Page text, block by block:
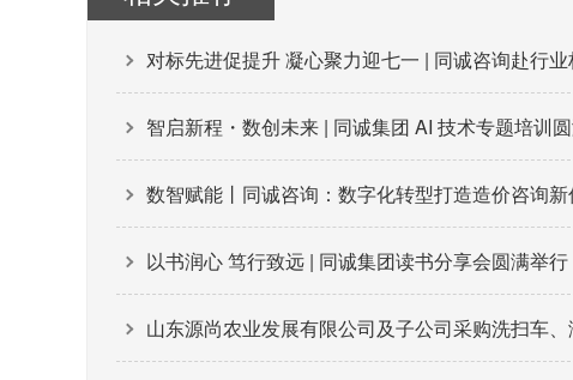
对标先进促提升 凝心聚力迎七一 | 同诚咨询赴行
智启新程・数创未来 | 同诚集团 AI 技术专题培训
数智赋能丨同诚咨询：数字化转型打造造价咨询
以书润心 笃行致远 | 同诚集团读书分享会圆满举行
山东源尚农业发展有限公司及子公司采购洗扫车